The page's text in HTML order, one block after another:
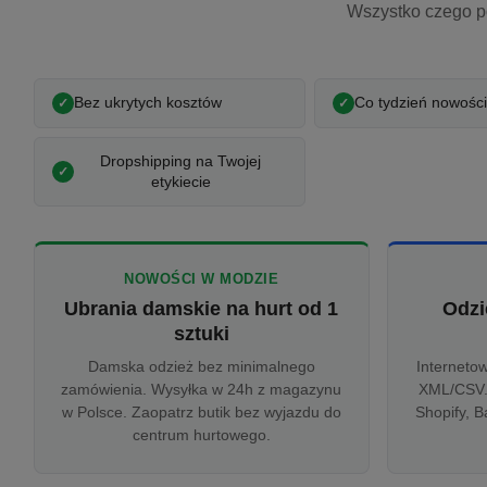
Wszystko czego
Bez ukrytych kosztów Co tydzień nowości
Dropshipping na Twojej
etykiecie
NOWOŚCI W MODZIE
Ubrania damskie na hurt od 1
sztuki
Damska odzież bez minimalnego
zamówienia. Wysyłka w 24h z magazynu
w Polsce. Zaopatrz butik bez wyjazdu do
centrum hurtowego.
XML/
Shopify,